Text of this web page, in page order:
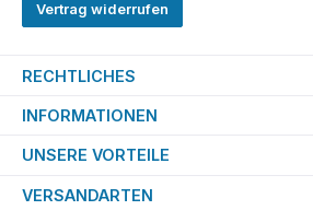
Vertrag widerrufen
RECHTLICHES
INFORMATIONEN
UNSERE VORTEILE
VERSANDARTEN